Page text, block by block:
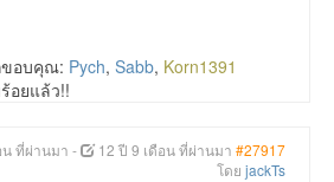
ขอบคุณ: Pych, Sabb, Korn1391
อยแล้ว!!
น ที่ผ่านมา - 12 ปี 9 เดือน ที่ผ่านมา #27917
โดย jackTs